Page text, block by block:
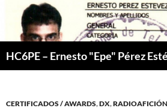
content
HC6PE – Ernesto "Epe" Pérez
CERTIFICADOS / AWARDS,DX,RADIOAFICIÓN